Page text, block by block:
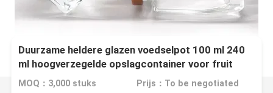
Duurzame heldere glazen voedselpot 100 ml 240
ml hoogverzegelde opslagcontainer voor fruit
MOQ：3,000 stuks Prijs：To be negotiated